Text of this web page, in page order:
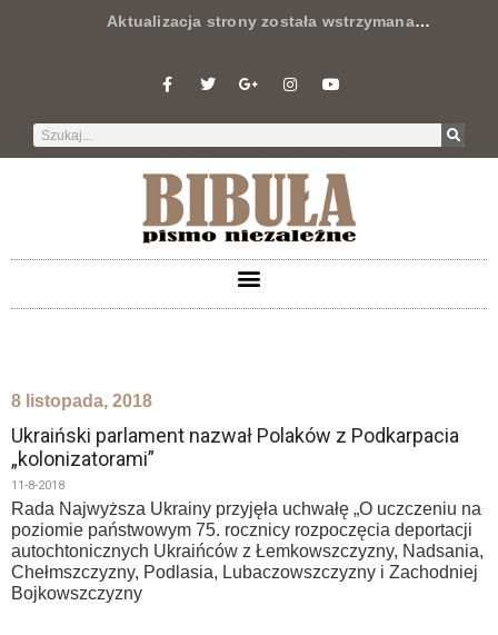
Aktualizacja strony została wstrzymana…
8 listopada, 2018
Ukraiński parlament nazwał Polaków z Podkarpacia
„kolonizatorami”
11-8-2018
Rada Najwyższa Ukrainy przyjęła uchwałę „O uczczeniu na
poziomie państwowym 75. rocznicy rozpoczęcia deportacji
autochtonicznych Ukraińców z Łemkowszczyzny, Nadsania,
Chełmszczyzny, Podlasia, Lubaczowszczyzny i Zachodniej
Bojkowszczyzny